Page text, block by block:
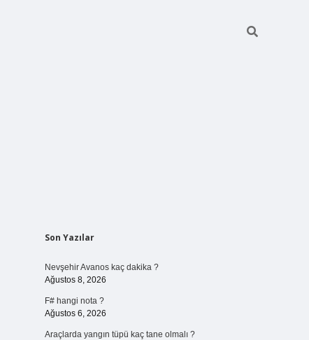
Sidebar
Son Yazılar
Nevşehir Avanos kaç dakika ?
Ağustos 8, 2026
F# hangi nota ?
Ağustos 6, 2026
Araçlarda yangın tüpü kaç tane olmalı ?